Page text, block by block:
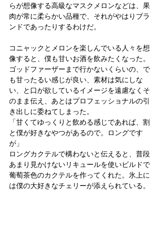
らが想像する高級なマスクメロンなどは、果
肉が常に柔らかい品種で、それがやはりブラ
ンドであったりするわけだ。
コニャックとメロンを楽しんでいる人々を想
像すると、僕も甘いお酒を飲みたくなった。
ゴッドファーザーまで行かないくらいの、で
も甘ったるい感じが良い、素材は気にしな
い、と口が欲しているイメージを遠慮なくそ
のまま伝え、あとはプロフェッショナルの引
き出しに委ねてしまった。
「甘くてゆっくりと飲める感じであれば、割
と僕が好きなやつがあるので。ロングです
が」
ロングカクテルで構わないと伝えると、普段
あまり見かけないリキュールを使いビルドで
葡萄茶色のカクテルを作ってくれた。氷上に
は僕の大好きなチェリーが添えられている。